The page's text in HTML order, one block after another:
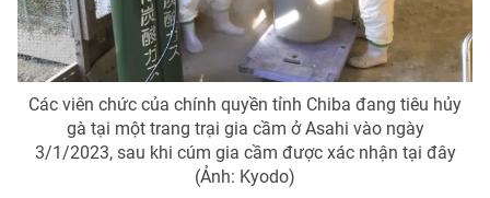
Emagazine Podcast
Photo Infographic
Video Shorts video
Các viên chức của chính quyền tỉnh Chiba đang tiêu hủy
gà tại một trang trại gia cầm ở Asahi vào ngày
3/1/2023, sau khi cúm gia cầm được xác nhận tại đây
(Ảnh: Kyodo)